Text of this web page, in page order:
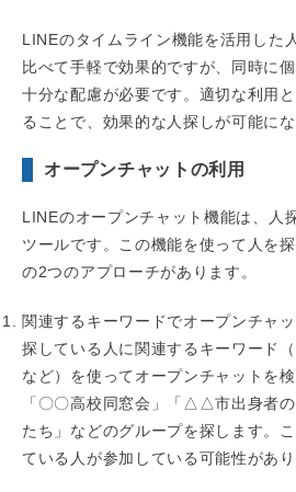
LINEのタイムライン機能を活用した
比べて手軽で効果的ですが、同時に
十分な配慮が必要です。適切な利用
ることで、効果的な人探しが可能にな
オープンチャットの利用
LINEのオープンチャット機能は、人
ツールです。この機能を使って人を
の2つのアプローチがあります。
関連するキーワードでオープンチャ
探している人に関連するキーワード
など）を使ってオープンチャットを
「〇〇高校同窓会」「△△市出身者
たち」などのグループを探します。
ている人が参加している可能性があり